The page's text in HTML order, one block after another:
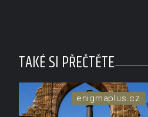
TAKÉ SI PŘEČTĚTE
enigmaplus.cz